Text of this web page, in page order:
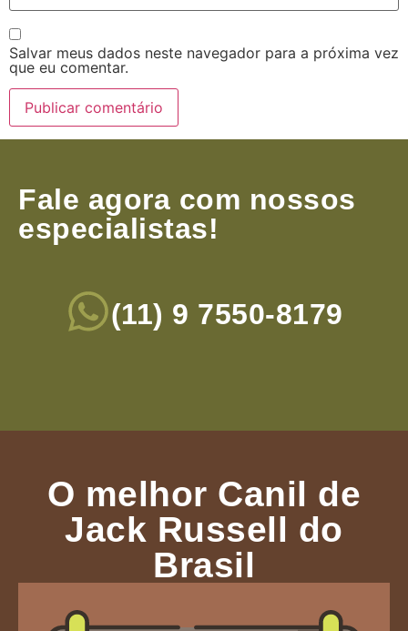
Salvar meus dados neste navegador para a próxima vez
que eu comentar.
Fale agora com nossos
especialistas!
(11) 9 7550-8179
O melhor Canil de
Jack Russell do
Brasil